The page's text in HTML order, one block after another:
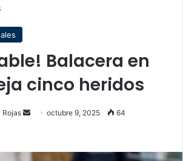
Balacera en
cinco heridos
Rojas
Sendoctubre 9, 2025 64